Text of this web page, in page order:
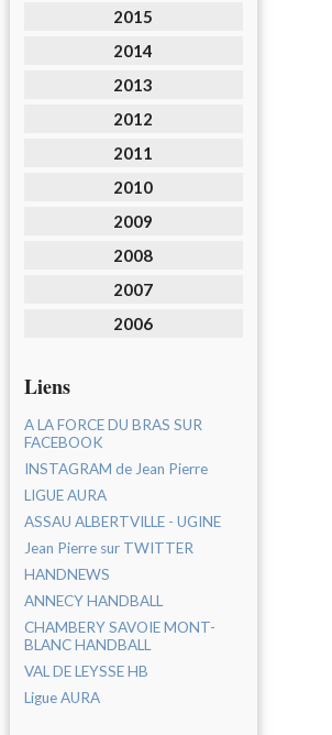
2015
2014
2013
2012
2011
2010
2009
2008
2007
2006
Liens
A LA FORCE DU BRAS SUR
FACEBOOK
INSTAGRAM de Jean Pierre
LIGUE AURA
ASSAU ALBERTVILLE - UGINE
Jean Pierre sur TWITTER
HANDNEWS
ANNECY HANDBALL
CHAMBERY SAVOIE MONT-
BLANC HANDBALL
VAL DE LEYSSE HB
Ligue AURA